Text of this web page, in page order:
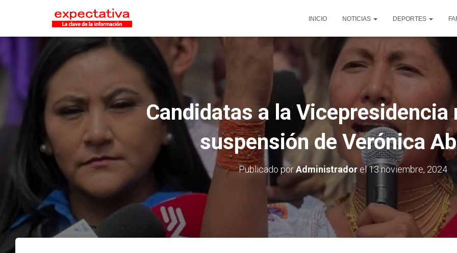
INICIO NOTICIAS DEPORTES
Candidatas a la Vicepresidencia
suspensión de Verónica
Publicado porAdministradorel13 noviembre, 2024